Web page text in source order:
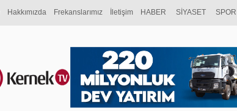
Hakkımızda Frekanslarımız İletişim HABER SİYASET SPOR